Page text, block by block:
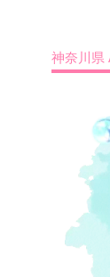
神奈川